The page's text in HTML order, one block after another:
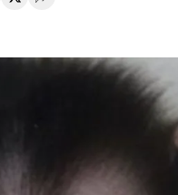
en Whatsapp
en Facebook
Compartir en Twitter
Desplegar Redes